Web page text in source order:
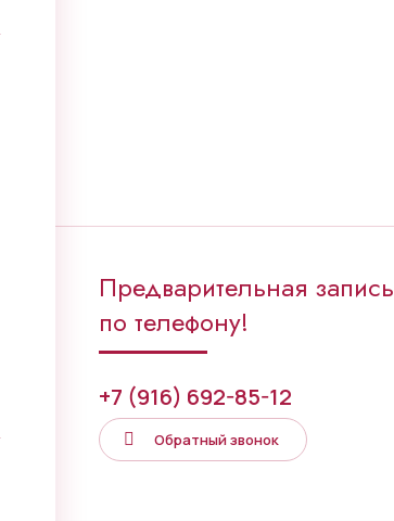
Предварительная запись
по телефону!
+7 (916) 692-85-12
Обратный звонок